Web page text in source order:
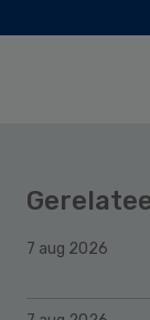
7 aug 2026